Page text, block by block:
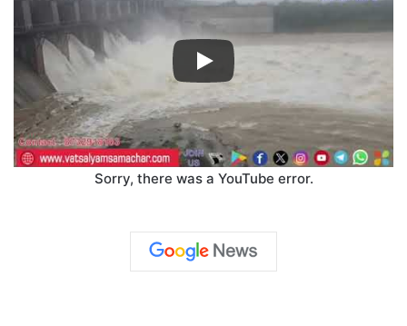
Sorry, there was a YouTube error.